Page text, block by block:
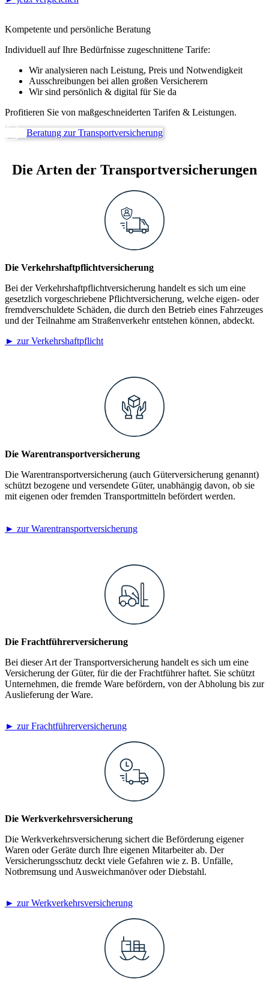
Kompetente und persönliche Beratung
Individuell auf Ihre Bedürfnisse zugeschnittene Tarife:
Wir analysieren nach Leistung, Preis und Notwendigkeit
Ausschreibungen bei allen großen Versicherern
Wir sind persönlich & digital für Sie da
Profitieren Sie von maßgeschneiderten Tarifen & Leistungen.
Beratung zur Transportversicherung
Die Arten der Transportversicherungen
Die Verkehrshaftpflichtversicherung
Bei der Verkehrshaftpflichtversicherung handelt es sich um eine
gesetzlich vorgeschriebene Pflichtversicherung, welche eigen- oder
fremdverschuldete Schäden, die durch den Betrieb eines Fahrzeuges
und der Teilnahme am Straßenverkehr entstehen können, abdeckt.
► zur Verkehrshaftpflicht
Die Warentransportversicherung
Die Warentransportversicherung (auch Güterversicherung genannt)
schützt bezogene und versendete Güter, unabhängig davon, ob sie
mit eigenen oder fremden Transportmitteln befördert werden.
► zur Warentransportversicherung
Die Frachtführerversicherung
Bei dieser Art der Transportversicherung handelt es sich um eine
Versicherung der Güter, für die der Frachtführer haftet. Sie schützt
Unternehmen, die fremde Ware befördern, von der Abholung bis zur
Auslieferung der Ware.
► zur Frachtführerversicherung
Die Werkverkehrsversicherung
Die Werkverkehrsversicherung sichert die Beförderung eigener
Waren oder Geräte durch Ihre eigenen Mitarbeiter ab. Der
Versicherungsschutz deckt viele Gefahren wie z. B. Unfälle,
Notbremsung und Ausweichmanöver oder Diebstahl.
► zur Werkverkehrsversicherung